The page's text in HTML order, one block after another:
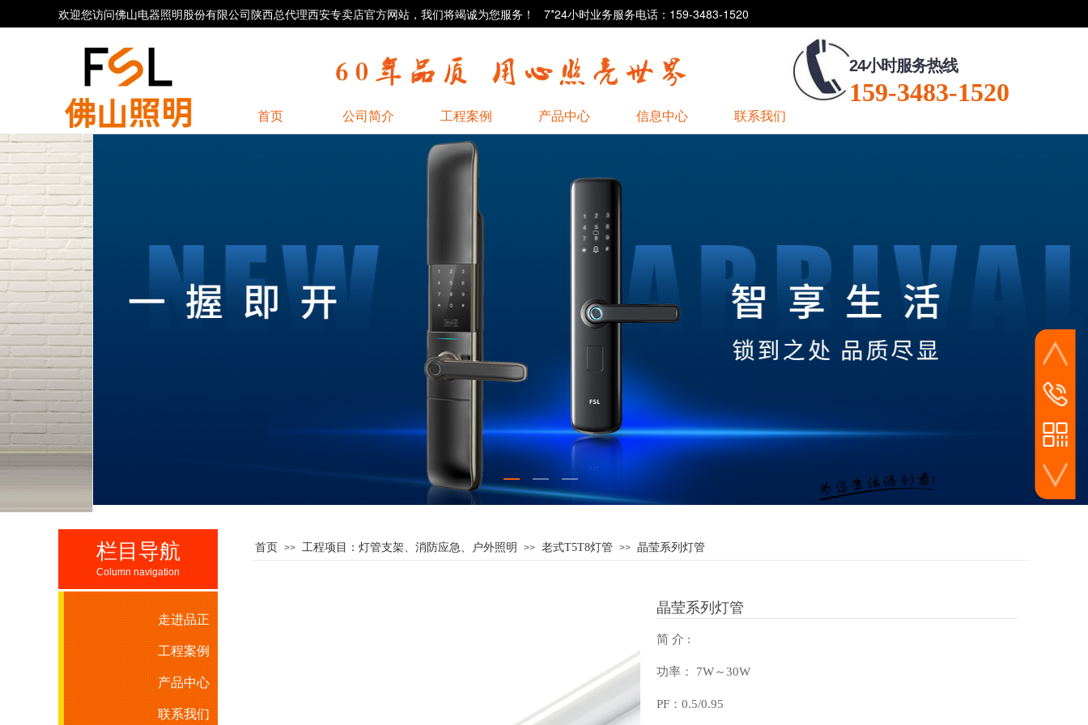
栏目导航
Column navigation
首页 >> 工程项目：灯管支架、消防应急、户外照明 >> 老式T5T8灯管 >> 晶莹系列灯管
晶莹系列灯管
简 介 :
功率： 7W～30W
PF：0.5/0.95
走进品正
工程案例
产品中心
联系我们
24小时服务热线
159-3483-1520
欢迎您访问佛山电器照明股份有限公司陕西总代理西安专卖店官方网站，我们将竭诚为您服务！ 7*24小时业务服务电话：159-3483-1520
首页 公司简介 工程案例 产品中心 信息中心 联系我们
24小时
工程工装渠道批发